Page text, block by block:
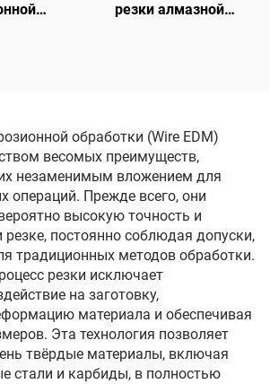
резки алмазной
обработки (Wire EDM)
весомых преимуществ,
незаменимым вложением для
операций. Прежде всего, они
высокую точность и
резке, постоянно соблюдая допуски,
традиционных методов обработки.
резки исключает
на заготовку,
материала и обеспечивая
Эта технология позволяет
твёрдые материалы, включая
стали и карбиды, в полностью